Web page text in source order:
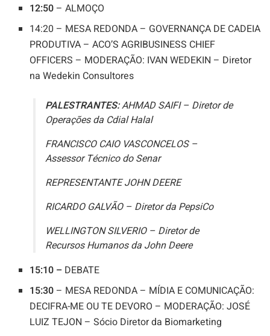
12:50 – ALMOÇO
14:20 – MESA REDONDA – GOVERNANÇA DE CADEIA
PRODUTIVA – ACO’S AGRIBUSINESS CHIEF
OFFICERS – MODERAÇÃO: IVAN WEDEKIN – Diretor
na Wedekin Consultores
PALESTRANTES:AHMAD SAIFI – Diretor de
Operações da Cdial Halal
FRANCISCO CAIO VASCONCELOS –
Assessor Técnico do Senar
REPRESENTANTE JOHN DEERE
RICARDO GALVÃO – Diretor da PepsiCo
WELLINGTON SILVERIO – Diretor de
Recursos Humanos da John Deere
15:10 – DEBATE
15:30 – MESA REDONDA – MÍDIA E COMUNICAÇÃO:
DECIFRA-ME OU TE DEVORO – MODERAÇÃO: JOSÉ
LUIZ TEJON – Sócio Diretor da Biomarketing